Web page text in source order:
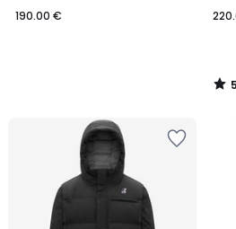
190.00 €
5
/